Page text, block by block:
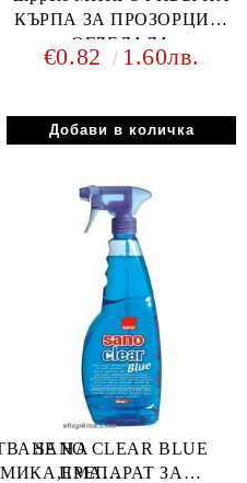
КЪРПА ЗА ПРОЗОРЦИ И
ОГЛЕДАЛА
€0.82 1.60лв.
НА
SANO CLEAR BLUE
ПРЕПАРАТ ЗА